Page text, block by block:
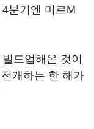
분기엔 미르M
드업해온 것이
개하는 한 해가